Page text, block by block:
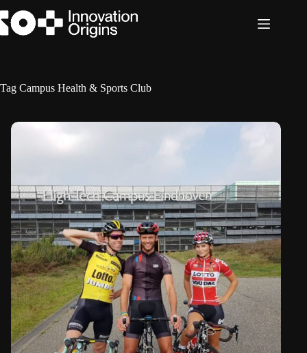
naar
de
Tag Campus Health & Sports Club